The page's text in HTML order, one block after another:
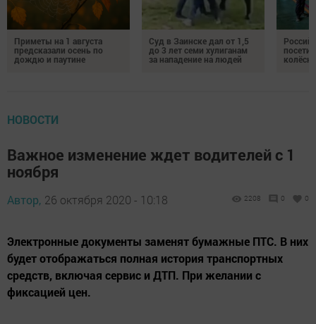
Приметы на 1 августа
предсказали осень по
дождю и паутине
Суд в Заинске дал от 1,5
до 3 лет семи хулиганам
за нападение на людей
НОВОСТИ
Важное изменение ждет водителей с 1
ноября
Автор, 26 октября 2020 - 10:18 2208 0 0
Электронные документы заменят бумажные ПТС. В них
будет отображаться полная история транспортных
средств, включая сервис и ДТП. При желании с
фиксацией цен.